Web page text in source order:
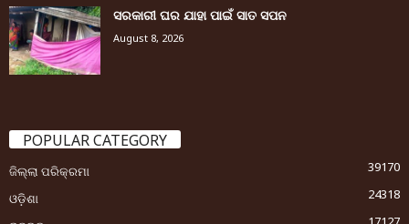
ସରକାରୀ ଘର ଯାହା ପାଇଁ ସାତ ସପନ
August 8, 2026
POPULAR CATEGORY
ଜିଲ୍ଲା ପରିକ୍ରମା
39170
ଓଡ଼ିଶା
24318